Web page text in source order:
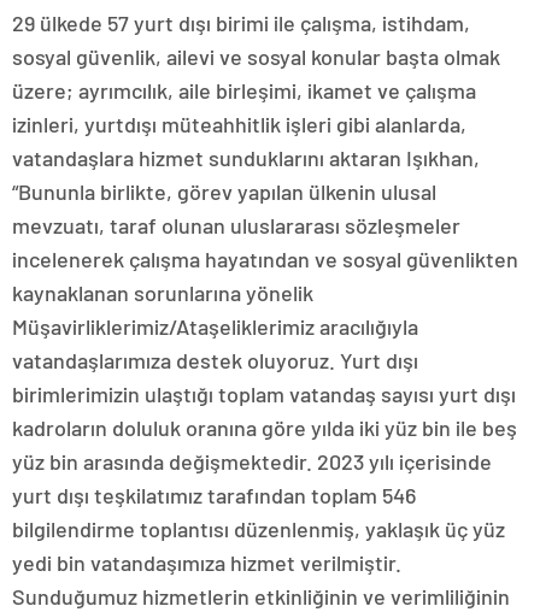
29 ülkede 57 yurt dışı birimi ile çalışma, istihdam,
sosyal güvenlik, ailevi ve sosyal konular başta olmak
üzere; ayrımcılık, aile birleşimi, ikamet ve çalışma
izinleri, yurtdışı müteahhitlik işleri gibi alanlarda,
vatandaşlara hizmet sunduklarını aktaran Işıkhan,
“Bununla birlikte, görev yapılan ülkenin ulusal
mevzuatı, taraf olunan uluslararası sözleşmeler
incelenerek çalışma hayatından ve sosyal güvenlikten
kaynaklanan sorunlarına yönelik
Müşavirliklerimiz/Ataşeliklerimiz aracılığıyla
vatandaşlarımıza destek oluyoruz. Yurt dışı
birimlerimizin ulaştığı toplam vatandaş sayısı yurt dışı
kadroların doluluk oranına göre yılda iki yüz bin ile beş
yüz bin arasında değişmektedir. 2023 yılı içerisinde
yurt dışı teşkilatımız tarafından toplam 546
bilgilendirme toplantısı düzenlenmiş, yaklaşık üç yüz
yedi bin vatandaşımıza hizmet verilmiştir.
Sunduğumuz hizmetlerin etkinliğinin ve verimliliğinin